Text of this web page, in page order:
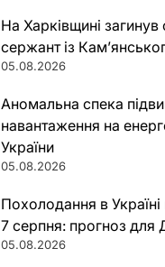
На Харківщині
сержант із
05.08.2026
Аномальна спека
навантаження на
України
05.08.2026
Похолодання в Україні
7 серпня: прогноз для
05.08.2026